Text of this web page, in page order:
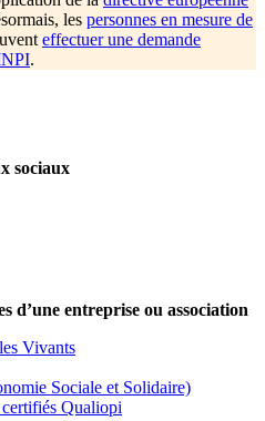
les personnes en mesure de
effectuer une demande
.
sociaux
d’une entreprise ou association
Vivants
Sociale et Solidaire)
Qualiopi